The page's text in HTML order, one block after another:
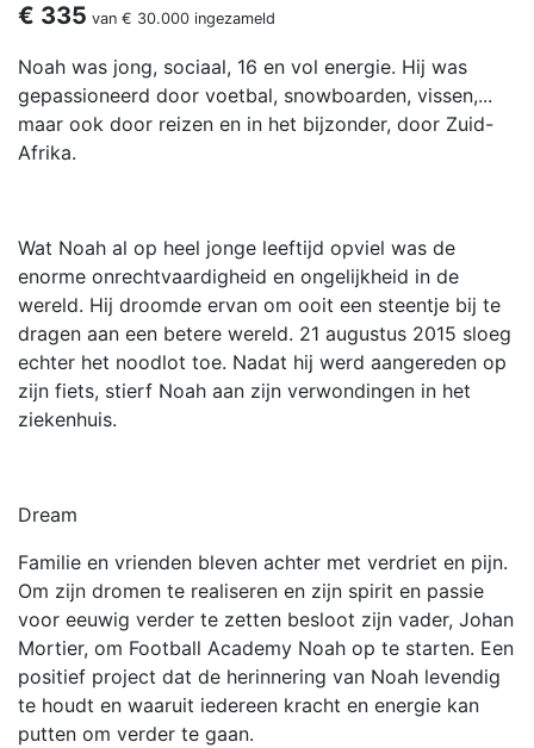
€ 335 van € 30.000 ingezameld
Noah was jong, sociaal, 16 en vol energie. Hij was
gepassioneerd door voetbal, snowboarden, vissen,...
maar ook door reizen en in het bijzonder, door Zuid-
Afrika.
Wat Noah al op heel jonge leeftijd opviel was de
enorme onrechtvaardigheid en ongelijkheid in de
wereld. Hij droomde ervan om ooit een steentje bij te
dragen aan een betere wereld. 21 augustus 2015 sloeg
echter het noodlot toe. Nadat hij werd aangereden op
zijn fiets, stierf Noah aan zijn verwondingen in het
ziekenhuis.
Dream
Familie en vrienden bleven achter met verdriet en pijn.
Om zijn dromen te realiseren en zijn spirit en passie
voor eeuwig verder te zetten besloot zijn vader, Johan
Mortier, om Football Academy Noah op te starten. Een
positief project dat de herinnering van Noah levendig
te houdt en waaruit iedereen kracht en energie kan
putten om verder te gaan.